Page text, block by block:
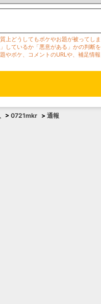
上どうしてもボケやお題が被ってしま
しているか「悪意がある」かの判断を
やボケ、コメントのURLや、補足情
> 0721mkr > 通報